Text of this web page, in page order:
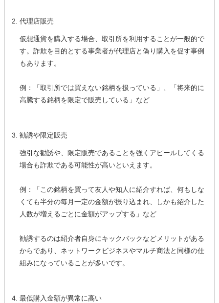
代理店販売
仮想通貨を購入する場合、取引所を利用することが一般的で
す。詐欺を目的とする事業者が代理店と偽り購入を促す事例
もあります。
例：「取引所では買えない銘柄を扱っている」、「将来的に
高騰する銘柄を限定で販売している」など
勧誘や限定販売
強引な勧誘や、限定販売であることを強くアピールしてくる
場合も詐欺である可能性が高いといえます。
例：「この銘柄を買って友人や知人に紹介すれば、何もしな
くても半分の毎月一定の金額が振り込まれ、しかも紹介した
人数が増えるごとに金額がアップする」など
勧誘するのは紹介者自身にキックバックなどメリットがある
からであり、ネットワークビジネスやマルチ商法と同様の仕
組みになっていることが多いです。
最低購入金額が異常に高い